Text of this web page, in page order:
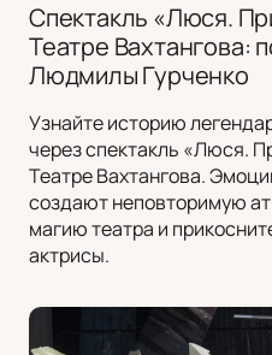
Спектакль «Люся.
Театре Вахтангова:
Людмилы Гурченко
Узнайте историю
через спектакль «Люся.
Театре Вахтангова.
создают неповторимую
магию театра и
актрисы.